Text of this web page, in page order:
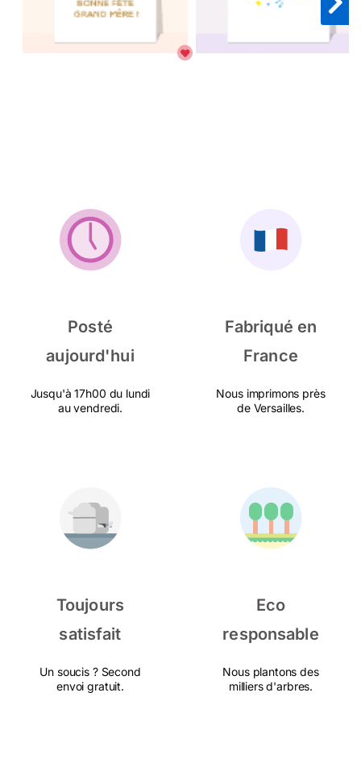
Posté
aujourd'hui
Jusqu'à 17h00 du lundi
au vendredi.
Fabriqué en
France
Nous imprimons près
de Versailles.
Toujours
satisfait
Un soucis ? Second
envoi gratuit.
Eco
responsable
Nous plantons des
milliers d'arbres.